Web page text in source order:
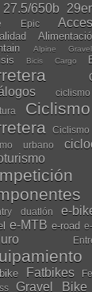
27.5/650b 29er
Epic
Alpine
Bicis Cargo
Ciclismo
urbano
duatlón e-
e-MTB e-road
Fatbikes
Gravel Bike